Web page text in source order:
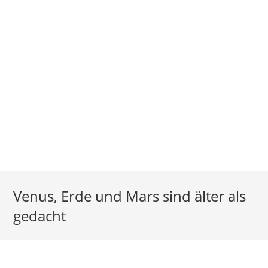
Venus, Erde und Mars sind älter als
gedacht